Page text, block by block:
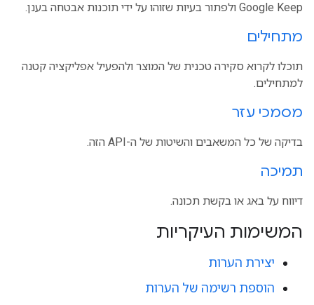
Google Keep ולפתור בעיות שזוהו על ידי תוכנות אבטחה בענן.
מתחילים
תוכלו לקרוא סקירה טכנית של המוצר ולהפעיל אפליקציה קטנה
למתחילים.
מסמכי עזר
בדיקה של כל המשאבים והשיטות של ה-API הזה.
תמיכה
דיווח על באג או בקשת תכונה.
המשימות העיקריות
יצירת הערות
הוספת רשימה של הערות